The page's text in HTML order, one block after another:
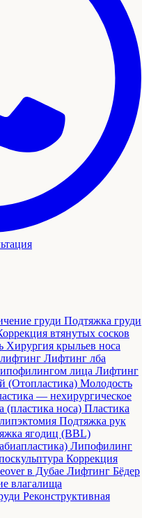
груди Подтяжка груди
втянутых сосков
Хирургия крыльев носа
Лифтинг лба
лица Лифтинг
(Отопластика) Молодость
— нехирургическое
(пластика носа) Пластика
Подтяжка рук
ягодиц (BBL)
Липофилинг
Коррекция
в Дубае Лифтинг Бёдер
влагалища
Реконструктивная